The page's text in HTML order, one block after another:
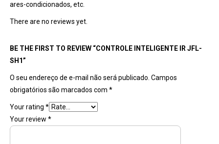
ares-condicionados, etc.
There are no reviews yet.
BE THE FIRST TO REVIEW “CONTROLE INTELIGENTE IR JFL-
SH1”
O seu endereço de e-mail não será publicado. Campos
obrigatórios são marcados com *
Your rating *
Your review *